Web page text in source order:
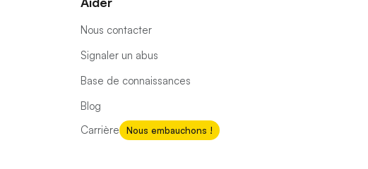
Nous contacter
Signaler un abus
Base de connaissances
Blog
Carrière
Nous embauchons !